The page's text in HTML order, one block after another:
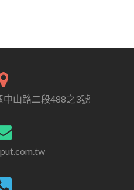
中山路二段488之3號